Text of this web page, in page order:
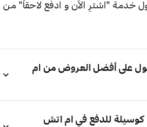
خدمة "اشترِ الآن و ادفع لاحقاً" من
على أفضل العروض من ام
للدفع في ام اتش